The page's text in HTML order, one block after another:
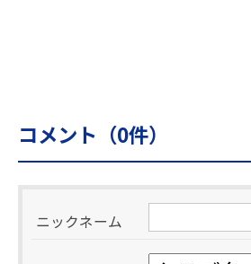
コメント（0件）
ニックネーム